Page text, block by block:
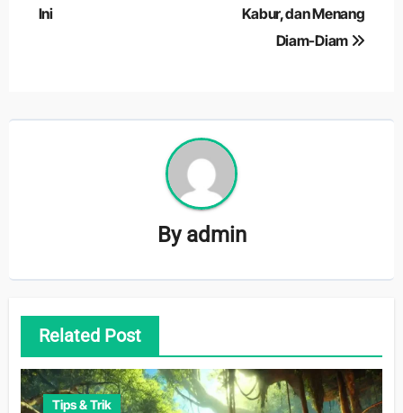
Ini
Kabur, dan Menang
Diam-Diam
By admin
Related Post
Tips & Trik